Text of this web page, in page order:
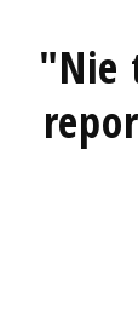
"Nie